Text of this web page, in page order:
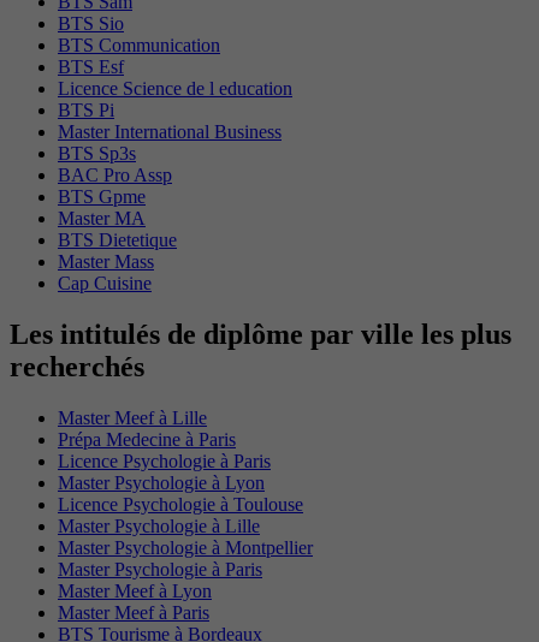
BTS Sio
BTS Communication
BTS Esf
Licence Science de l education
BTS Pi
Master International Business
BTS Sp3s
BAC Pro Assp
BTS Gpme
Master MA
BTS Dietetique
Master Mass
Cap Cuisine
Les intitulés de diplôme par ville les plus
recherchés
Master Meef à Lille
Prépa Medecine à Paris
Licence Psychologie à Paris
Master Psychologie à Lyon
Licence Psychologie à Toulouse
Master Psychologie à Lille
Master Psychologie à Montpellier
Master Psychologie à Paris
Master Meef à Lyon
Master Meef à Paris
BTS Tourisme à Bordeaux